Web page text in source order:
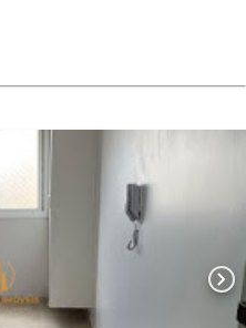
chevron_right